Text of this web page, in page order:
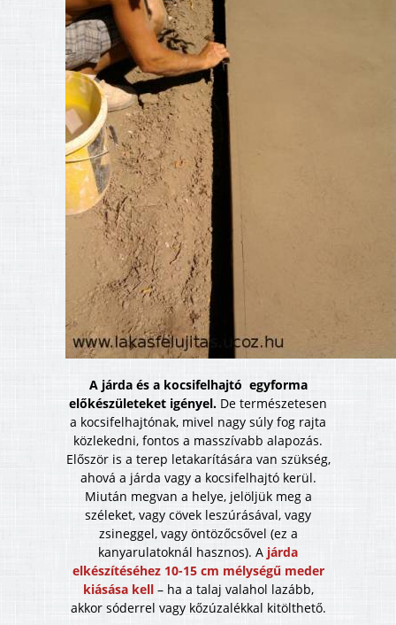
A járda és a kocsifelhajtó egyforma
előkészületeket igényel. De természetesen
a kocsifelhajtónak, mivel nagy súly fog rajta
közlekedni, fontos a masszívabb alapozás.
Először is a terep letakarítására van szükség,
ahová a járda vagy a kocsifelhajtó kerül.
Miután megvan a helye, jelöljük meg a
széleket, vagy cövek leszúrásával, vagy
zsineggel, vagy öntözőcsővel (ez a
kanyarulatoknál hasznos). A járda
elkészítéséhez 10-15 cm mélységű meder
kiásása kell– ha a talaj valahol lazább,
akkor sóderrel vagy kőzúzalékkal kitölthető.